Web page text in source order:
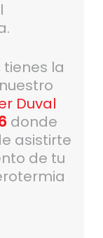
la
Duval
donde
asistirte
de tu